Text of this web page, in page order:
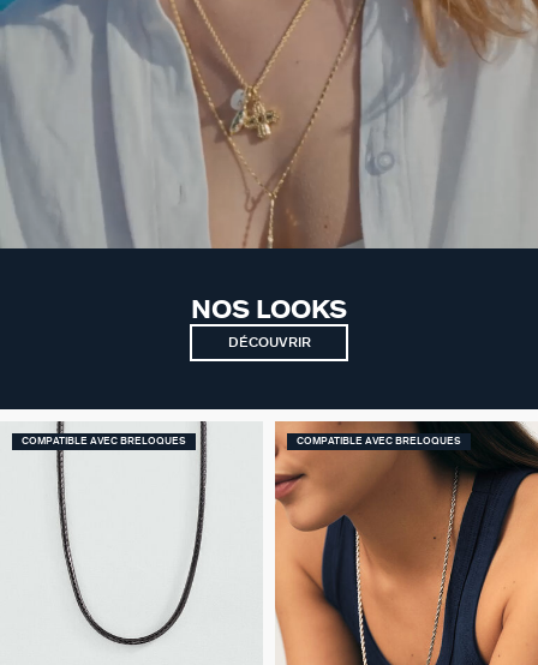
NOS LOOKS
DÉCOUVRIR
COMPATIBLE AVEC BRELOQUES COMPATIBLE AVEC BRELOQUES